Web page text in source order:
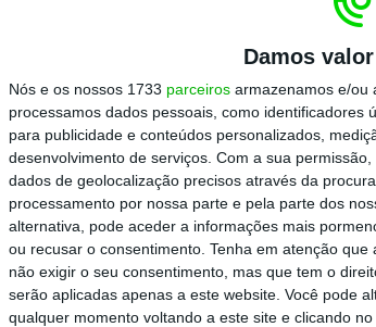
Damos
Nós e os nossos 1733 parceiros armazenamos e/ou
processamos dados pessoais, como
para publicidade e conteúdos personalizados,
desenvolvimento de serviços. Com a sua
dados de geolocalização precisos através da
processamento por nossa parte e pela parte dos
alternativa, pode aceder a informações mais
ou recusar o consentimento. Tenha em atenção que
não exigir o seu consentimento, mas que tem o
serão aplicadas apenas a este website. Você pode
qualquer momento voltando a este site e clicando
na saúde financeira da indústria se
Ainda assim, a empresa diz-se
que possível, retomar o
com “renovação e crescimento
rede, crescimento do número
reforço do número de
melhoria do serviço.